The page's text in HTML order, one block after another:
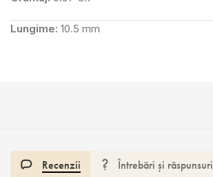
Lungime: 10.5 mm
Recenzii Întrebări și răspunsuri